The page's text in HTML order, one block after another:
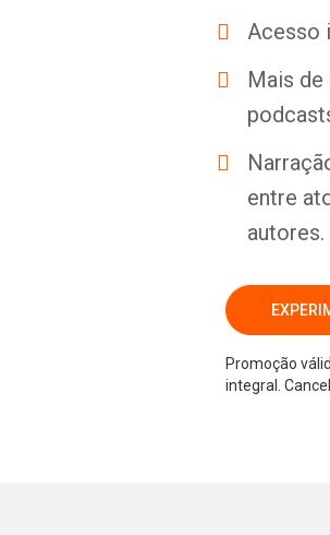
Acesso
Mais
entre
autores.
Promoção
integral.